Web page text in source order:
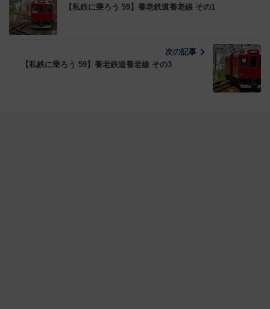
【私鉄に乗ろう 59】養老鉄道養老線 その1
次の記事
【私鉄に乗ろう 59】養老鉄道養老線 その3